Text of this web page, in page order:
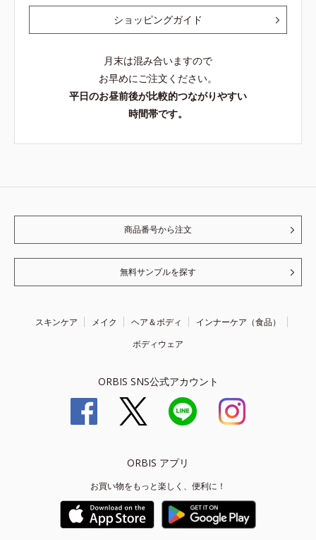
ショッピングガイド
月末は混み合いますので
お早めにご注文ください。
平日のお昼前後が比較的つながりやすい
時間帯です。
商品番号から注文
無料サンプルを探す
スキンケア メイク ヘア＆ボディ
インナーケア（食品）
ボディウェア
ORBIS SNS公式アカウント
ORBIS アプリ
お買い物をもっと楽しく、便利に！